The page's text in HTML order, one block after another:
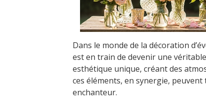
Dans le monde de la décoration
est en train de devenir une
esthétique unique, créant des
ces éléments, en synergie,
enchanteur.